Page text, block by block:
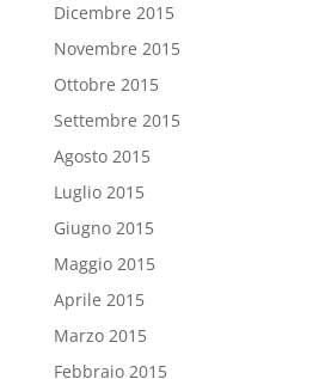
Dicembre 2015
Novembre 2015
Ottobre 2015
Settembre 2015
Agosto 2015
Luglio 2015
Giugno 2015
Maggio 2015
Aprile 2015
Marzo 2015
Febbraio 2015